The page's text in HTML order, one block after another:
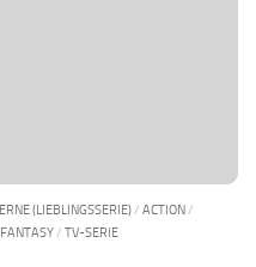
(LIEBLINGSSERIE)/ ACTION/
FANTASY/ TV-SERIE